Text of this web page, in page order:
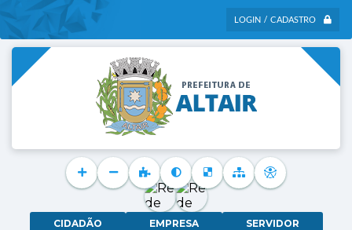
LOGIN / CADASTRO
CIDADÃO EMPRESA SERVIDOR